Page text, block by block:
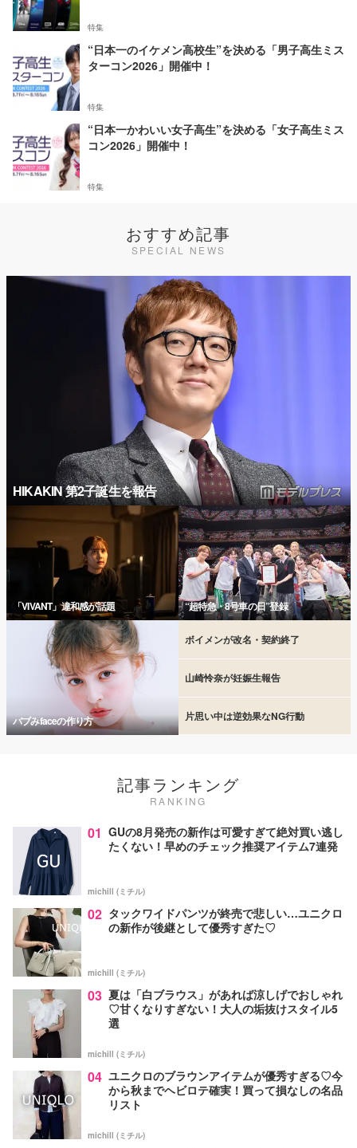
特集
“日本一のイケメン高校生”を決める「男子高生ミス
ターコン2026」開催中！
特集
“日本一かわいい女子高生”を決める「女子高生ミス
コン2026」開催中！
特集
おすすめ記事
SPECIAL NEWS
HIKAKIN 第2子誕生を報告
「VIVANT」違和感が話題 “超特急・8号車の日”登録
バブみfaceの作り方
ボイメンが改名・契約終了
山崎怜奈が妊娠生報告
片思い中は逆効果なNG行動
記事ランキング
RANKING
01 GUの8月発売の新作は可愛すぎて絶対買い逃し
たくない！早めのチェック推奨アイテム7連発
michill (ミチル)
02 タックワイドパンツが終売で悲しい…ユニクロ
の新作が後継として優秀すぎた♡
michill (ミチル)
03 夏は「白ブラウス」があれば涼しげでおしゃれ
♡甘くなりすぎない！大人の垢抜けスタイル5
選
michill (ミチル)
04 ユニクロのブラウンアイテムが優秀すぎる♡今
から秋までヘビロテ確実！買って損なしの名品
リスト
michill (ミチル)